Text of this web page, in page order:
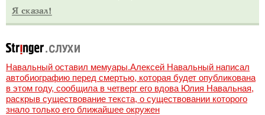
Навальный оставил мемуары.Алексей Навальный написал
автобиографию перед смертью, которая будет опубликована
в этом году, сообщила в четверг его вдова Юлия Навальная,
раскрыв существование текста, о существовании которого
знало только его ближайшее окружен